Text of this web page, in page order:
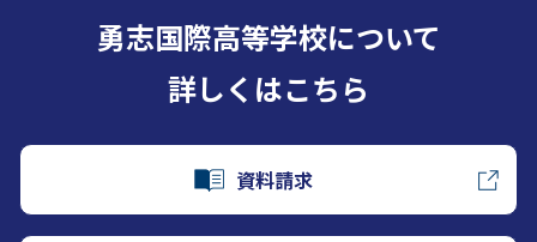
勇志国際高等学校について
詳しくはこちら
資料請求